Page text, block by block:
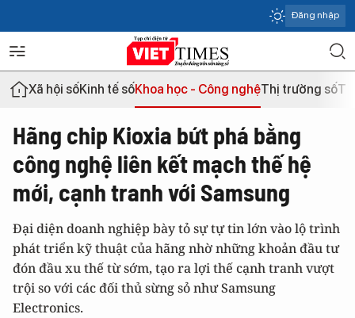
Đăng nhập
Xã hội sốKinh tế sốKhoa học - Công nghệThị trường số
Hãng chip Kioxia bứt phá bằng
công nghệ liên kết mạch thế hệ
mới, cạnh tranh với Samsung
Đại diện doanh nghiệp bày tỏ sự tự tin lớn vào lộ trình
phát triển kỹ thuật của hãng nhờ những khoản đầu tư
đón đầu xu thế từ sớm, tạo ra lợi thế cạnh tranh vượt
trội so với các đối thủ sừng sỏ như Samsung
Electronics.